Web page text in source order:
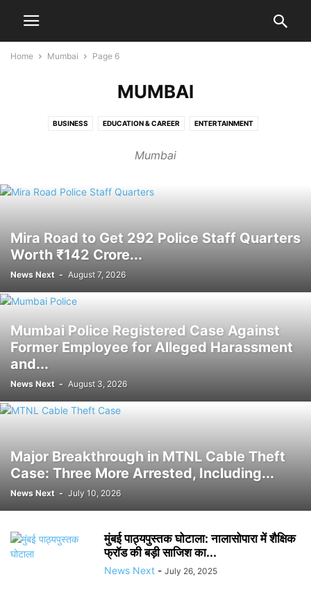
Home Mumbai Page 6
MUMBAI
BUSINESS EDUCATION & CAREER ENTERTAINMENT
SPONSORED POST TECH
Mumbai
Mira Road to Get 292 Police Staff Quarters
Worth ₹142 Crore...
News Next - August 7, 2026
Mumbai Police Registered Case Against
Former Employee for Alleged Harassment
and...
News Next - August 3, 2026
Major Breakthrough in MTNL Cable Theft
Case: Three More Arrested, Including...
News Next - July 10, 2026
मुंबई पाठ्यपुस्तक घोटाला: नालासोपारा में शैक्षिक
फ्रॉड की बड़ी साजिश का...
News Next - July 26, 2025